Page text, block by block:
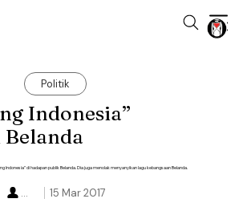
Politik
Indonesia”
Indonesia” di hadapan publik Belanda. Dia juga menolak menyanyikan lagu kebangsaan Belanda.
15 Mar 2017
...